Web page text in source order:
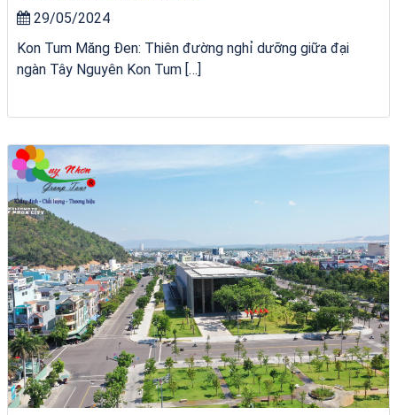
29/05/2024
Kon Tum Măng Đen: Thiên đường nghỉ dưỡng giữa đại
ngàn Tây Nguyên Kon Tum […]
tour ghép Hòn Khô